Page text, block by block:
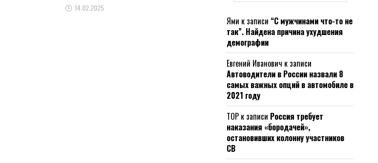
14.02.2025
Ями к записи “С мужчинами что-то не
так”. Найдена причина ухудшения
демографии
Евгений Иванович к записи
Автоводители в России назвали 8
самых важных опций в автомобиле в
2021 году
ТОР к записи Россия требует
наказания «бородачей»,
остановивших колонну участников
СВ